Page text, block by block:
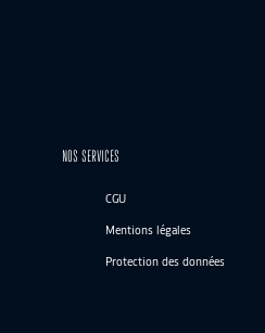
NOS SERVICES
CGU
Mentions légales
Protection des données